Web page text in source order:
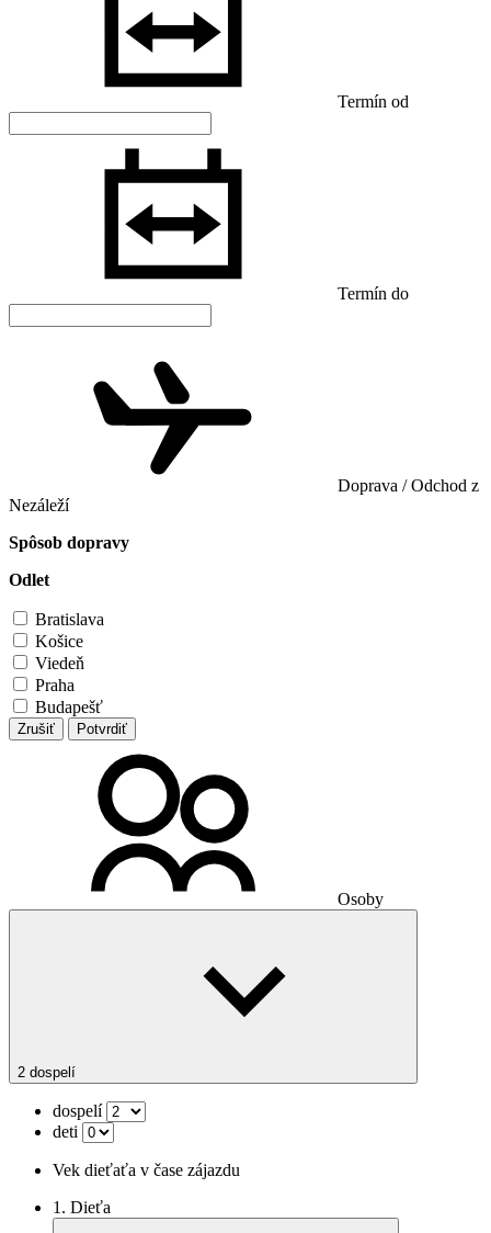
Termín od
Termín do
Doprava / Odchod z
Nezáleží
Spôsob dopravy
Odlet
Bratislava
Košice
Viedeň
Praha
Budapešť
Zrušiť Potvrdiť
Osoby
2 dospelí
dospelí
deti
Vek dieťaťa v čase zájazdu
1. Dieťa